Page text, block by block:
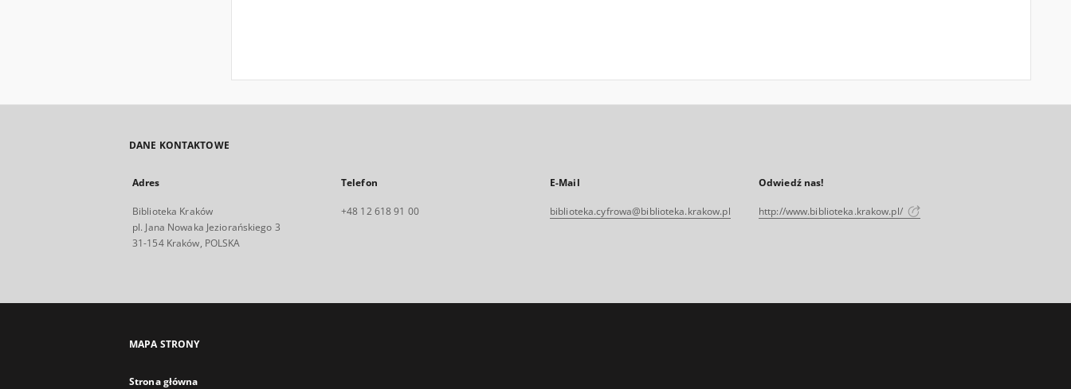
DANE KONTAKTOWE
Adres
Biblioteka Kraków
pl. Jana Nowaka Jeziorańskiego 3
31-154 Kraków, POLSKA
Telefon
+48 12 618 91 00
E-Mail
biblioteka.cyfrowa@biblioteka.krakow.pl
Odwiedź nas!
http://www.biblioteka.krakow.pl/
MAPA STRONY
Strona główna